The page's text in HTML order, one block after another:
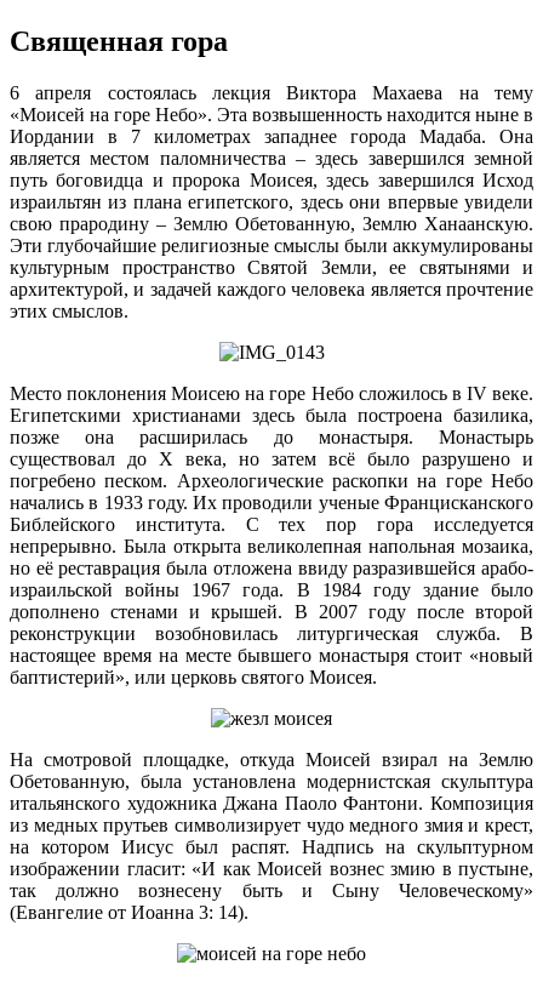
Священная гора
6 апреля состоялась лекция Виктора Махаева на тему
«Моисей на горе Небо». Эта возвышенность находится ныне в
Иордании в 7 километрах западнее города Мадаба. Она
является местом паломничества – здесь завершился земной
путь боговидца и пророка Моисея, здесь завершился Исход
израильтян из плана египетского, здесь они впервые увидели
свою прародину – Землю Обетованную, Землю Ханаанскую.
Эти глубочайшие религиозные смыслы были аккумулированы
культурным пространство Святой Земли, ее святынями и
архитектурой, и задачей каждого человека является прочтение
этих смыслов.
Место поклонения Моисею на горе Небо сложилось в IV веке.
Египетскими христианами здесь была построена базилика,
позже она расширилась до монастыря. Монастырь
существовал до Х века, но затем всё было разрушено и
погребено песком. Археологические раскопки на горе Небо
начались в 1933 году. Их проводили ученые Францисканского
Библейского института. С тех пор гора исследуется
непрерывно. Была открыта великолепная напольная мозаика,
но её реставрация была отложена ввиду разразившейся арабо-
израильской войны 1967 года. В 1984 году здание было
дополнено стенами и крышей. В 2007 году после второй
реконструкции возобновилась литургическая служба. В
настоящее время на месте бывшего монастыря стоит «новый
баптистерий», или церковь святого Моисея.
На смотровой площадке, откуда Моисей взирал на Землю
Обетованную, была установлена модернистская скульптура
итальянского художника Джана Паоло Фантони. Композиция
из медных прутьев символизирует чудо медного змия и крест,
на котором Иисус был распят. Надпись на скульптурном
изображении гласит: «И как Моисей вознес змию в пустыне,
так должно вознесену быть и Сыну Человеческому»
(Евангелие от Иоанна 3: 14).